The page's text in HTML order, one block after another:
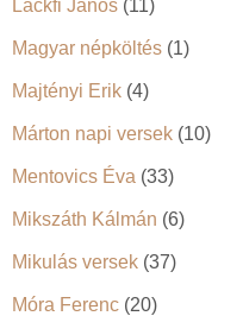
Lackfi János (11)
Magyar népköltés (1)
Majtényi Erik (4)
Márton napi versek (10)
Mentovics Éva (33)
Mikszáth Kálmán (6)
Mikulás versek (37)
Móra Ferenc (20)